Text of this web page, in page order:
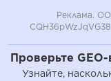
Проверьте
Узнайте,
Реклама.